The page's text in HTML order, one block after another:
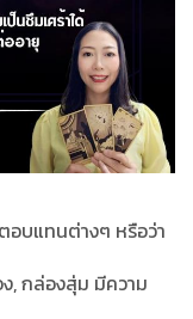
อบแทนต่างๆ หรือว่า
, กล่องสุ่ม มีความ